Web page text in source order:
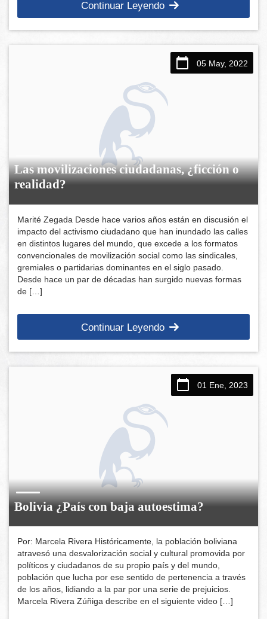
Continuar Leyendo
05 May, 2022
Las movilizaciones ciudadanas, ¿ficción o
realidad?
Marité Zegada Desde hace varios años están en discusión el
impacto del activismo ciudadano que han inundado las calles
en distintos lugares del mundo, que excede a los formatos
convencionales de movilización social como las sindicales,
gremiales o partidarias dominantes en el siglo pasado.
Desde hace un par de décadas han surgido nuevas formas
de […]
Continuar Leyendo
01 Ene, 2023
Bolivia ¿País con baja autoestima?
Por: Marcela Rivera Históricamente, la población boliviana
atravesó una desvalorización social y cultural promovida por
políticos y ciudadanos de su propio país y del mundo,
población que lucha por ese sentido de pertenencia a través
de los años, lidiando a la par por una serie de prejuicios.
Marcela Rivera Zúñiga describe en el siguiente video […]